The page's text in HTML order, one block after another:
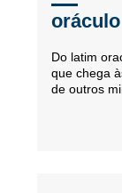
oráculo
Do latim
que chega
de outros